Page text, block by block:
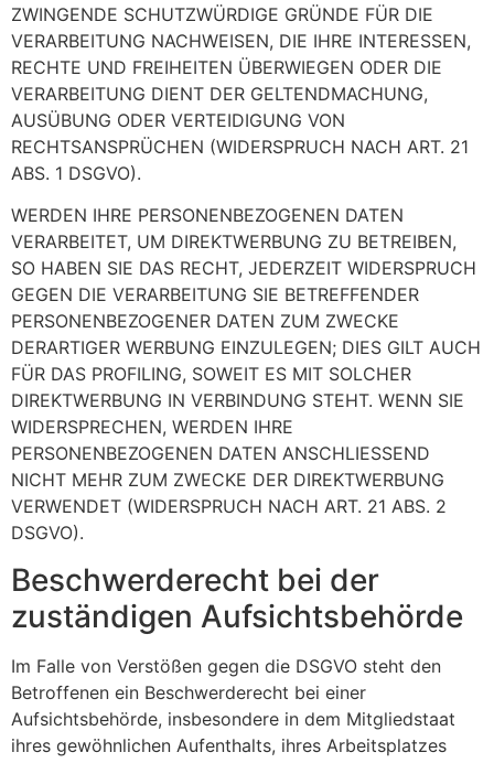
ZWINGENDE SCHUTZWÜRDIGE GRÜNDE FÜR DIE
VERARBEITUNG NACHWEISEN, DIE IHRE INTERESSEN,
RECHTE UND FREIHEITEN ÜBERWIEGEN ODER DIE
VERARBEITUNG DIENT DER GELTENDMACHUNG,
AUSÜBUNG ODER VERTEIDIGUNG VON
RECHTSANSPRÜCHEN (WIDERSPRUCH NACH ART. 21
ABS. 1 DSGVO).
WERDEN IHRE PERSONENBEZOGENEN DATEN
VERARBEITET, UM DIREKTWERBUNG ZU BETREIBEN,
SO HABEN SIE DAS RECHT, JEDERZEIT WIDERSPRUCH
GEGEN DIE VERARBEITUNG SIE BETREFFENDER
PERSONENBEZOGENER DATEN ZUM ZWECKE
DERARTIGER WERBUNG EINZULEGEN; DIES GILT AUCH
FÜR DAS PROFILING, SOWEIT ES MIT SOLCHER
DIREKTWERBUNG IN VERBINDUNG STEHT. WENN SIE
WIDERSPRECHEN, WERDEN IHRE
PERSONENBEZOGENEN DATEN ANSCHLIESSEND
NICHT MEHR ZUM ZWECKE DER DIREKTWERBUNG
VERWENDET (WIDERSPRUCH NACH ART. 21 ABS. 2
DSGVO).
Beschwerde­recht bei der
zuständigen Aufsichts­behörde
Im Falle von Verstößen gegen die DSGVO steht den
Betroffenen ein Beschwerderecht bei einer
Aufsichtsbehörde, insbesondere in dem Mitgliedstaat
ihres gewöhnlichen Aufenthalts, ihres Arbeitsplatzes